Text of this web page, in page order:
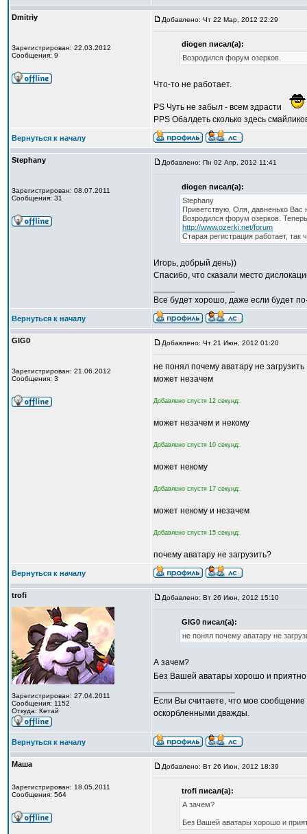
Dmitriy
Зарегистрирован: 22.03.2012
Сообщения: 9
Добавлено: Чт 22 Мар, 2012 22:29
diogen писал(а):
Возродился форум озерков.
Что-то не работает.
PS Чуть не забыл - всем здрасти
PPS Обалдеть сколько здесь
Вернуться к началу
Stephany
Зарегистрирован: 08.07.2011
Сообщения: 31
Добавлено: Пн 02 Апр, 2012 11:41
diogen писал(а):
Stephany
Приветствую, Оля, давненько Вас
Возродился форум озерков.
http://www.ozerki.net/forum
Старая регистрация работает, так
Игорь, добрый день))
Спасибо, что сказали место
Все будет хорошо, даже если будет
Вернуться к началу
GIG0
Зарегистрирован: 21.06.2012
Сообщения: 3
Добавлено: Чт 21 Июн, 2012 01:20
не понял почему аватару не загрузить
может незачем
Добавлено спустя 12 секунд:
может незачем и некому
Добавлено спустя 10 секунд:
может некому
Добавлено спустя 17 секунд:
может некому и незачем
Добавлено спустя 15 секунд:
почему аватару не загрузить?
Вернуться к началу
trofi
Зарегистрирован: 27.04.2011
Сообщения: 1152
Откуда: Кетай
Добавлено: Вт 26 Июн, 2012 15:10
GIG0 писал(а):
не понял почему аватару не
А зачем?
Без Вашей аватары хорошо и
Если Вы считаете, что мое сообщение
оскорбленными дважды.
Вернуться к началу
Маша
Зарегистрирован: 18.05.2011
Сообщения: 564
Добавлено: Вт 26 Июн, 2012 18:39
trofi писал(а):
А зачем?
Без Вашей аватары хорошо и